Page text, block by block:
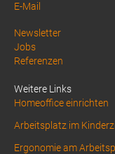
E-Mail
Above
Footer
Newsletter
Jobs
Referenzen
Weitere Links
Homeoffice einrichten
Arbeitsplatz im
Ergonomie am